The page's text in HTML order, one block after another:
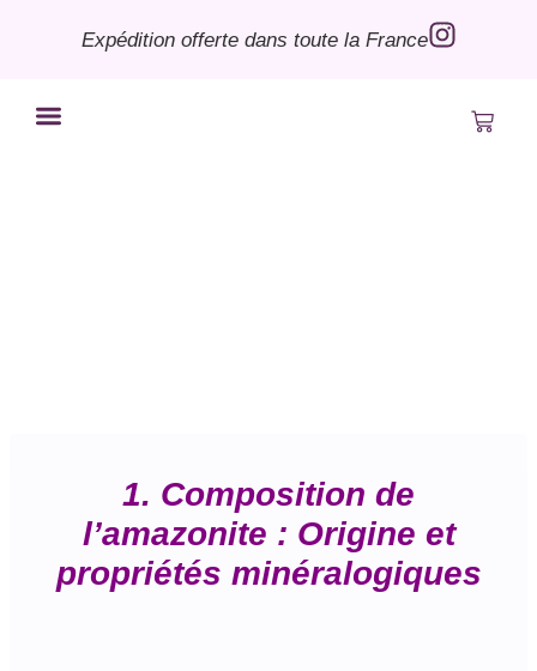
Expédition offerte dans toute la France
1. Composition de
l’amazonite : Origine et
propriétés minéralogiques